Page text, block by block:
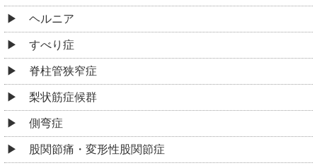
ヘルニア
すべり症
脊柱管狭窄症
梨状筋症候群
側弯症
股関節痛・変形性股関節症